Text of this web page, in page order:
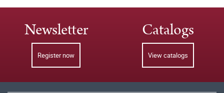
Newsletter
Register now
Catalogs
View catalogs